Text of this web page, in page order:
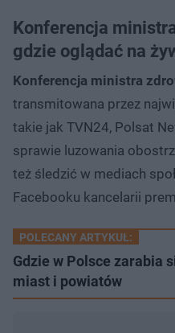
Konferencja
gdzie oglądać na
Konferencja ministra
transmitowana przez
takie jak TVN24, Polsat
sprawie luzowania
też śledzić w mediach
Facebooku kancelarii
POLECANY ARTYKUŁ:
Gdzie w Polsce zarabia
miast i powiatów